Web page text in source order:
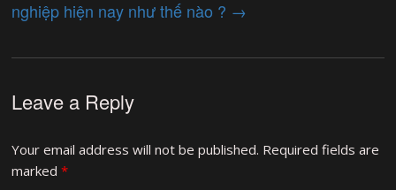
nghiệp hiện nay như thế nào ? →
Leave a Reply
Your email address will not be published. Required fields are
marked*